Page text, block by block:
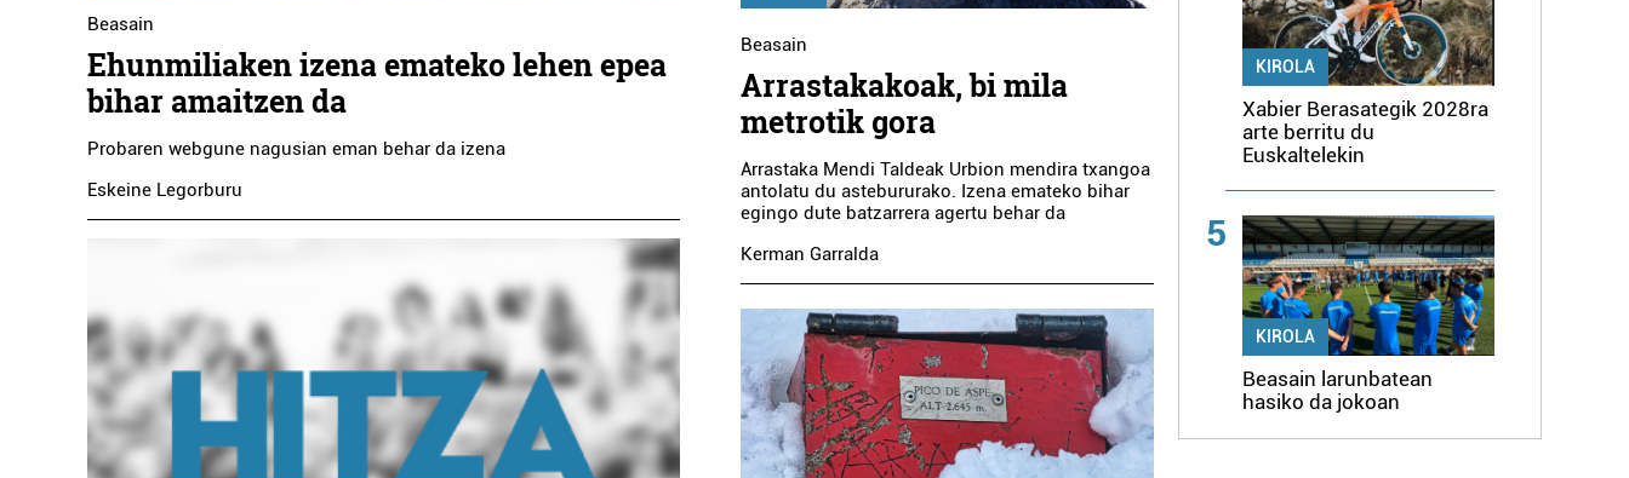
Beasain
Ehunmiliaken izena emateko lehen epea
bihar amaitzen da
Probaren webgune nagusian eman behar da izena
Eskeine Legorburu
Beasain
Arrastakakoak, bi mila
metrotik gora
Arrastaka Mendi Taldeak Urbion mendira txangoa
antolatu du astebururako. Izena emateko bihar
egingo dute batzarrera agertu behar da
Kerman Garralda
KIROLA
Xabier Berasategik 2028ra
arte berritu du
Euskaltelekin
5
KIROLA
Beasain larunbatean
hasiko da jokoan